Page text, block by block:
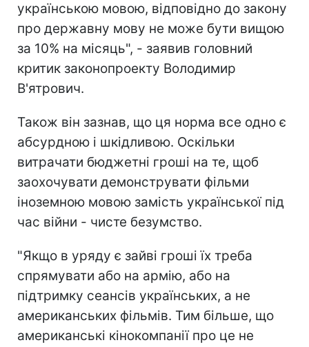
українською мовою, відповідно до закону
про державну мову не може бути вищою
за 10% на місяць", - заявив головний
критик законопроекту Володимир
В'ятрович.
Також він зазнав, що ця норма все одно є
абсурдною і шкідливою. Оскільки
витрачати бюджетні гроші на те, щоб
заохочувати демонструвати фільми
іноземною мовою замість української під
час війни - чисте безумство.
"Якщо в уряду є зайві гроші їх треба
спрямувати або на армію, або на
підтримку сеансів українських, а не
американських фільмів. Тим більше, що
американські кінокомпанії про це не